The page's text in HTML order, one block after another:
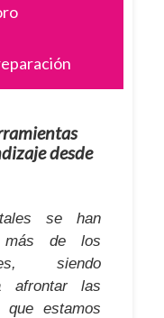
desde
se han
más de los
siendo
afrontar las
que estamos